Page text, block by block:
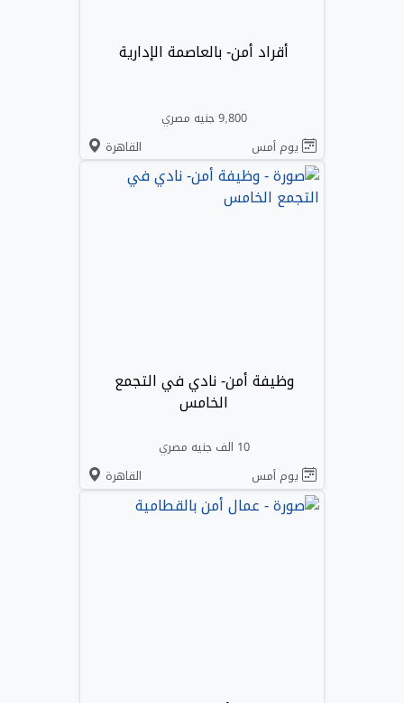
أقراد أمن- بالعاصمة الإدارية
9,800 جنيه مصري
يوم أمس
القاهرة
وظيفة أمن- نادي في التجمع
الخامس
10 الف جنيه مصري
يوم أمس
القاهرة